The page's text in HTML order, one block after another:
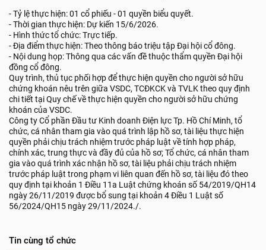
- Tỷ lệ thực hiện: 01 cổ phiếu - 01 quyền biểu quyết.
- Thời gian thực hiện: Dự kiến 15/6/2026.
- Hình thức tổ chức: Trực tiếp.
- Địa điểm thực hiện: Theo thông báo triệu tập Đại hội cổ đông.
- Nội dung họp: Thông qua các vấn đề thuộc thẩm quyền Đại hội
đồng cổ đông.
Quy trình, thủ tục phối hợp để thực hiện quyền cho người sở hữu
chứng khoán nêu trên giữa VSDC, TCĐKCK và TVLK theo quy định
chi tiết tại Quy chế về thực hiện quyền cho người sở hữu chứng
khoán của VSDC.
Công ty Cổ phần Đầu tư Kinh doanh Điện lực Tp. Hồ Chí Minh, tổ
chức, cá nhân tham gia vào quá trình lập hồ sơ, tài liệu thực hiện
quyền phải chịu trách nhiệm trước pháp luật về tính hợp pháp,
chính xác, trung thực và đầy đủ của hồ sơ; Tổ chức, cá nhân tham
gia vào quá trình xác nhận hồ sơ, tài liệu phải chịu trách nhiệm
trước pháp luật trong phạm vi liên quan đến hồ sơ, tài liệu đó theo
quy định tại khoản 1 Điều 11a Luật chứng khoán số 54/2019/QH14
ngày 26/11/2019 được bổ sung tại khoản 4 Điều 1 Luật số
56/2024/QH15 ngày 29/11/2024./.
Tin cùng tổ chức